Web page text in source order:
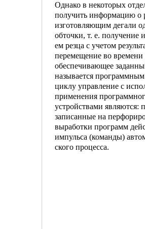
Однако в некоторых
получить информацию о
изготовляющим дегали
обточки, т. е. полу­чение
ем резца с учетом
перемещение во времени
обеспечивающее
назы­вается
циклу управление с
применения
устройствами являются:
записанные на
выработки программ
импульса (коман­ды)
ского процесса.